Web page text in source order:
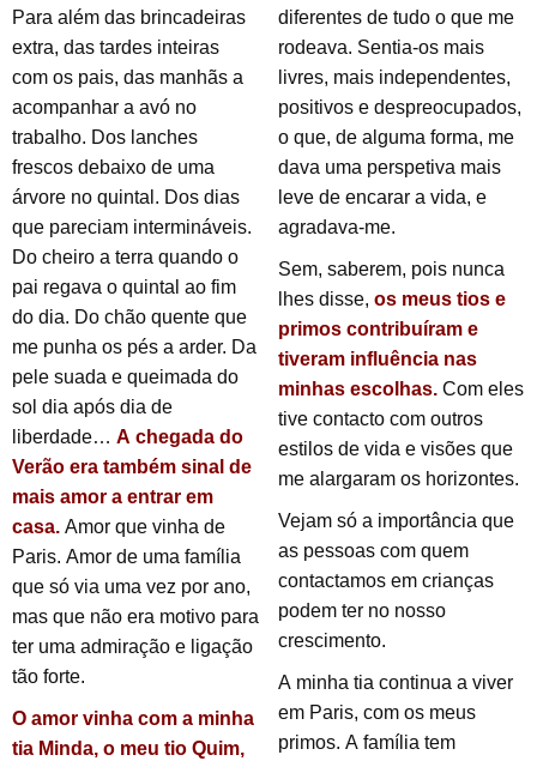
Para além das brincadeiras
extra, das tardes inteiras
com os pais, das manhãs a
acompanhar a avó no
trabalho. Dos lanches
frescos debaixo de uma
árvore no quintal. Dos dias
que pareciam intermináveis.
Do cheiro a terra quando o
pai regava o quintal ao fim
do dia. Do chão quente que
me punha os pés a arder. Da
pele suada e queimada do
sol dia após dia de
liberdade… A chegada do
Verão era também sinal de
mais amor a entrar em
casa. Amor que vinha de
Paris. Amor de uma família
que só via uma vez por ano,
mas que não era motivo para
ter uma admiração e ligação
tão forte.
O amor vinha com a minha
tia Minda, o meu tio Quim,
diferentes de tudo o que me
rodeava. Sentia-os mais
livres, mais independentes,
positivos e despreocupados,
o que, de alguma forma, me
dava uma perspetiva mais
leve de encarar a vida, e
agradava-me.
Sem, saberem, pois nunca
lhes disse, os meus tios e
primos contribuíram e
tiveram influência nas
minhas escolhas. Com eles
tive contacto com outros
estilos de vida e visões que
me alargaram os horizontes.
Vejam só a importância que
as pessoas com quem
contactamos em crianças
podem ter no nosso
crescimento.
A minha tia continua a viver
em Paris, com os meus
primos. A família tem